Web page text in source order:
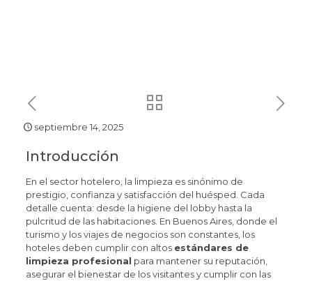
septiembre 14, 2025
Introducción
En el sector hotelero, la limpieza es sinónimo de
prestigio, confianza y satisfacción del huésped. Cada
detalle cuenta: desde la higiene del lobby hasta la
pulcritud de las habitaciones. En Buenos Aires, donde el
turismo y los viajes de negocios son constantes, los
hoteles deben cumplir con altos estándares de
limpieza profesional para mantener su reputación,
asegurar el bienestar de los visitantes y cumplir con las